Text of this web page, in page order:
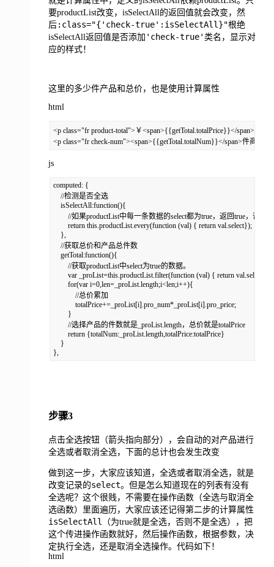
要productList改变，isSelectAll的返回值就会改变，然
后:class="{'check-true':isSelectAll}"根绝
isSelectAll返回值是否添加 'check-true' 类名，显示对
应的样式！
这里的多少件产品和总价，也是使用计算属性
html
<p class="fr product-total">￥<span>{{getTotal.totalPrice}}</span></p>
<p class="fr check-num"><span>{{getTotal.totalNum}}</span>件商品
js
computed: {
//检测是否全选
isSelectAll:function(){
//如果productList中每一条数据的select都为true，返回true，否则返
return this.productList.every(function (val) { return val.select});
},
//获取总价和产品总件数
getTotal:function(){
//获取productList中select为true的数据。
var _proList=this.productList.filter(function (val) { return
for(var i=0,len=_proList.length;i<len;i++){
//总价累加
totalPrice+=_proList[i].pro_num*_proList[i].pro_price;
}
//选择产品的件数就是_proList.length，总价就是totalPrice
return {totalNum:_proList.length,totalPrice:totalPrice}
}
},
步骤3
点击全选按钮（箭头指向部分），会自动的对产品进行
全选或者取消全选，下面的总计也会发生改变
做到这一步，大家应该知道，全选或者取消全选，就是
改变记录的select。但是怎么知道现在的列表有没有
全选呢？这个很贱，不需要在操作函数（全选与取消全
选函数）里面遍历，大家应该还记得第二步的计算属性
isSelectAll
（为true就是全选，否则不是全选），把
这个传进操作函数就好，然后操作函数，根据参数，决
定执行全选，还是取消全选操作。代码如下！
html